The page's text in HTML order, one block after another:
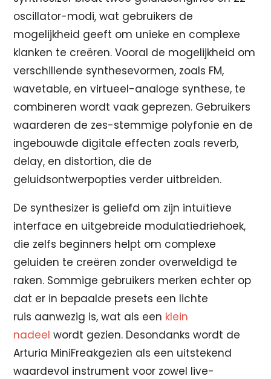
oscillator-modi, wat gebruikers de
mogelijkheid geeft om unieke en complexe
klanken te creëren. Vooral de mogelijkheid om
verschillende synthesevormen, zoals FM,
wavetable, en virtueel-analoge synthese, te
combineren wordt vaak geprezen. Gebruikers
waarderen de zes-stemmige polyfonie en de
ingebouwde digitale effecten zoals reverb,
delay, en distortion, die de
geluidsontwerpopties verder uitbreiden.
De synthesizer is geliefd om zijn intuïtieve
interface en uitgebreide modulatiedriehoek,
die zelfs beginners helpt om complexe
geluiden te creëren zonder overweldigd te
raken. Sommige gebruikers merken echter op
dat er in bepaalde presets een lichte
ruis aanwezig is, wat als een klein
nadeelwordt gezien. Desondanks wordt de
Arturia MiniFreakgezien als een uitstekend
waardevol instrument voor zowel live-